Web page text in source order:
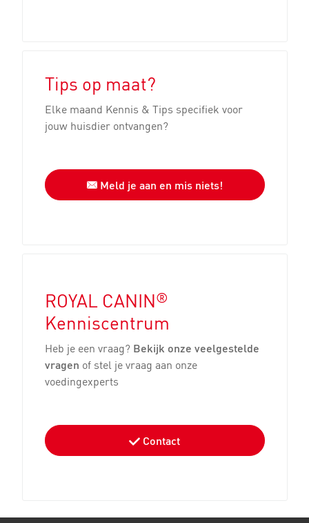
Tips op maat?
Elke maand Kennis & Tips specifiek voor
jouw huisdier ontvangen?
Meld je aan en mis niets!
ROYAL CANIN®
Kenniscentrum
Heb je een vraag? Bekijk onze veelgestelde
vragen of stel je vraag aan onze
voedingexperts
Contact